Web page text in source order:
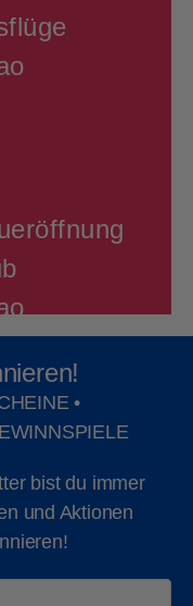
•
bist du immer
und Aktionen